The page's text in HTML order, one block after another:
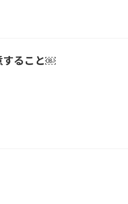
すること￼